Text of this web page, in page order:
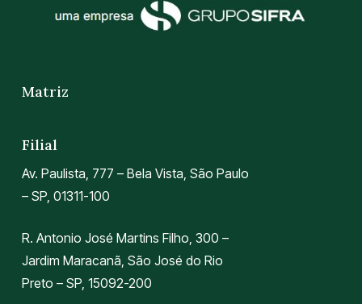
Matriz
Filial
Av. Paulista, 777 – Bela Vista, São Paulo
– SP, 01311-100
R. Antonio José Martins Filho, 300 –
Jardim Maracanã, São José do Rio
Preto – SP, 15092-200